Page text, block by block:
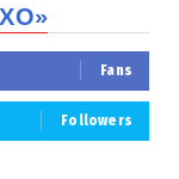
Fans
Followers